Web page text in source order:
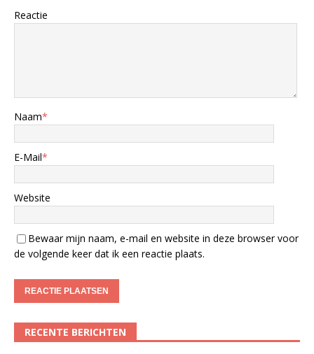
Reactie
Naam*
E-Mail*
Website
Bewaar mijn naam, e-mail en website in deze browser voor
de volgende keer dat ik een reactie plaats.
RECENTE BERICHTEN